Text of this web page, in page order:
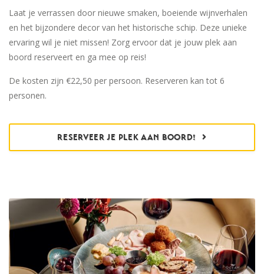
Laat je verrassen door nieuwe smaken, boeiende wijnverhalen
en het bijzondere decor van het historische schip. Deze unieke
ervaring wil je niet missen! Zorg ervoor dat je jouw plek aan
boord reserveert en ga mee op reis!
De kosten zijn €22,50 per persoon. Reserveren kan tot 6
personen.
RESERVEER JE PLEK AAN BOORD!